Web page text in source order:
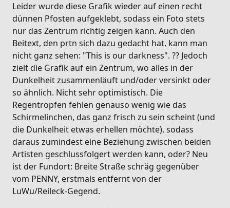
Leider wurde diese Grafik wieder auf einen recht
dünnen Pfosten aufgeklebt, sodass ein Foto stets
nur das Zentrum richtig zeigen kann. Auch den
Beitext, den prtn sich dazu gedacht hat, kann man
nicht ganz sehen: "This is our darkness". ?? Jedoch
zielt die Grafik auf ein Zentrum, wo alles in der
Dunkelheit zusammenläuft und/oder versinkt oder
so ähnlich. Nicht sehr optimistisch. Die
Regentropfen fehlen genauso wenig wie das
Schirmelinchen, das ganz frisch zu sein scheint (und
die Dunkelheit etwas erhellen möchte), sodass
daraus zumindest eine Beziehung zwischen beiden
Artisten geschlussfolgert werden kann, oder? Neu
ist der Fundort: Breite Straße schräg gegenüber
vom PENNY, erstmals entfernt von der
LuWu/Reileck-Gegend.